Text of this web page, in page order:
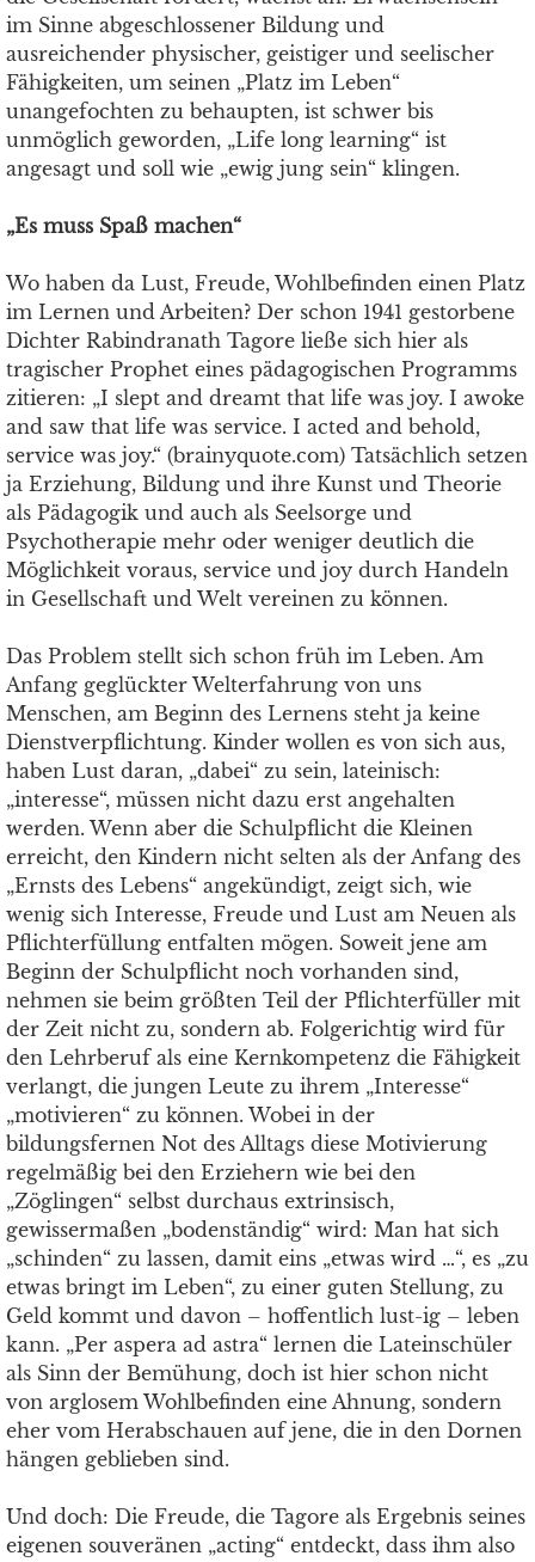
im Sinne abgeschlossener Bildung und
ausreichender physischer, geistiger und seelischer
Fähigkeiten, um seinen „Platz im Leben“
unangefochten zu behaupten, ist schwer bis
unmöglich geworden, „Life long learning“ ist
angesagt und soll wie „ewig jung sein“ klingen.
„Es muss Spaß machen“
Wo haben da Lust, Freude, Wohlbefinden einen Platz
im Lernen und Arbeiten? Der schon 1941 gestorbene
Dichter Rabindranath Tagore ließe sich hier als
tragischer Prophet eines pädagogischen Programms
zitieren: „I slept and dreamt that life was joy. I awoke
and saw that life was service. I acted and behold,
service was joy.“ (brainyquote.com) Tatsächlich setzen
ja Erziehung, Bildung und ihre Kunst und Theorie
als Pädagogik und auch als Seelsorge und
Psychotherapie mehr oder weniger deutlich die
Möglichkeit voraus, service und joy durch Handeln
in Gesellschaft und Welt vereinen zu können.
Das Problem stellt sich schon früh im Leben. Am
Anfang geglückter Welterfahrung von uns
Menschen, am Beginn des Lernens steht ja keine
Dienstverpflichtung. Kinder wollen es von sich aus,
haben Lust daran, „dabei“ zu sein, lateinisch:
„interesse“, müssen nicht dazu erst angehalten
werden. Wenn aber die Schulpflicht die Kleinen
erreicht, den Kindern nicht selten als der Anfang des
„Ernsts des Lebens“ angekündigt, zeigt sich, wie
wenig sich Interesse, Freude und Lust am Neuen als
Pflichterfüllung entfalten mögen. Soweit jene am
Beginn der Schulpflicht noch vorhanden sind,
nehmen sie beim größten Teil der Pflichterfüller mit
der Zeit nicht zu, sondern ab. Folgerichtig wird für
den Lehrberuf als eine Kernkompetenz die Fähigkeit
verlangt, die jungen Leute zu ihrem „Interesse“
„motivieren“ zu können. Wobei in der
bildungsfernen Not des Alltags diese Motivierung
regelmäßig bei den Erziehern wie bei den
„Zöglingen“ selbst durchaus extrinsisch,
gewissermaßen „bodenständig“ wird: Man hat sich
„schinden“ zu lassen, damit eins „etwas wird …“, es „zu
etwas bringt im Leben“, zu einer guten Stellung, zu
Geld kommt und davon – hoffentlich lust-ig – leben
kann. „Per aspera ad astra“ lernen die Lateinschüler
als Sinn der Bemühung, doch ist hier schon nicht
von arglosem Wohlbefinden eine Ahnung, sondern
eher vom Herabschauen auf jene, die in den Dornen
hängen geblieben sind.
Und doch: Die Freude, die Tagore als Ergebnis seines
eigenen souveränen „acting“ entdeckt, dass ihm also